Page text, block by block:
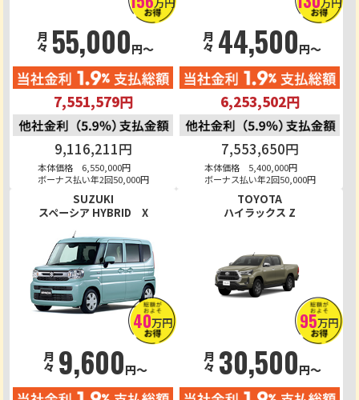
月々 55,000円～
7,551,579円
9,116,211円
本体価格 6,550,000円
ボーナス払い年2回50,000円
月々 44,500円～
6,253,502円
7,553,650円
本体価格 5,400,000円
ボーナス払い年2回50,000円
SUZUKI
スペーシア HYBRID X
40万円
月々 9,600円～
TOYOTA
ハイラックス Z
95万円
月々 30,500円～